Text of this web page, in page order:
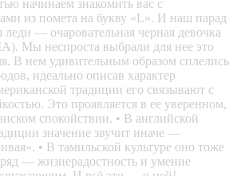
начинаем знакомить вас с
из помета на букву «L». И наш парад
леди — очаровательная черная девочка
Мы неспроста выбрали для нее это
В нем удивительным образом сплелись
идеально описав характер
традиции его связывают с
Это проявляется в ее уверенном,
спокойствии. • В английской
значение звучит иначе —
• В тамильской культуре оно тоже
— жизнерадостность и умение